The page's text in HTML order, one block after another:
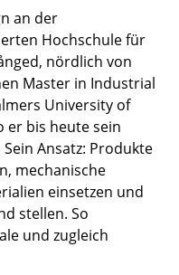
an der
Hochschule für
nördlich von
Master in Industrial
University of
er bis heute sein
Ansatz: Produkte
mechanische
einsetzen und
stellen. So
und zugleich